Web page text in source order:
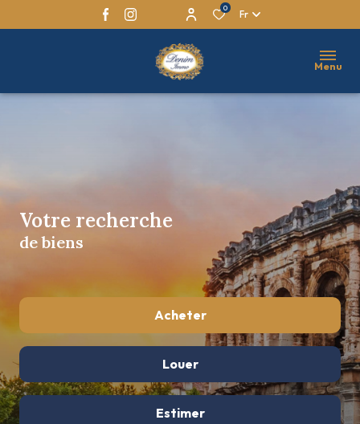
0
Fr
Menu
Votre recherche
de biens
Acheter
De l'immo pro
Louer
Estimer